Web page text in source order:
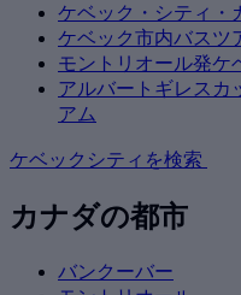
ケベック・シティ・
ケベック市内バスツ
モントリオール発ケ
アルバートギレスカ
アム
ケベックシティを検索
カナダの都市
バンクーバー